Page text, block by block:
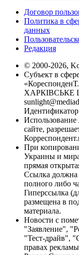
Договор
Политика в
данных
Редакция
© 2000-2026,
Субъект в
ХАРКІВСЬКЕ
сайте,
При
Украины и
прямая
Ссылка должна
полного либо
Гиперссылка
размещена в
материала.
Новости с
"Заявление",
"Тест-драйв",
правах